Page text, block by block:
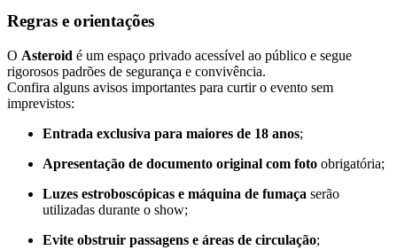
Regras e orientações
O Asteroid é um espaço privado acessível ao público e segue
rigorosos padrões de segurança e convivência.
Confira alguns avisos importantes para curtir o evento sem
imprevistos:
Entrada exclusiva para maiores de 18 anos;
Apresentação de documento original com foto obrigatória;
Luzes estroboscópicas e máquina de fumaça serão
utilizadas durante o show;
Evite obstruir passagens e áreas de circulação;